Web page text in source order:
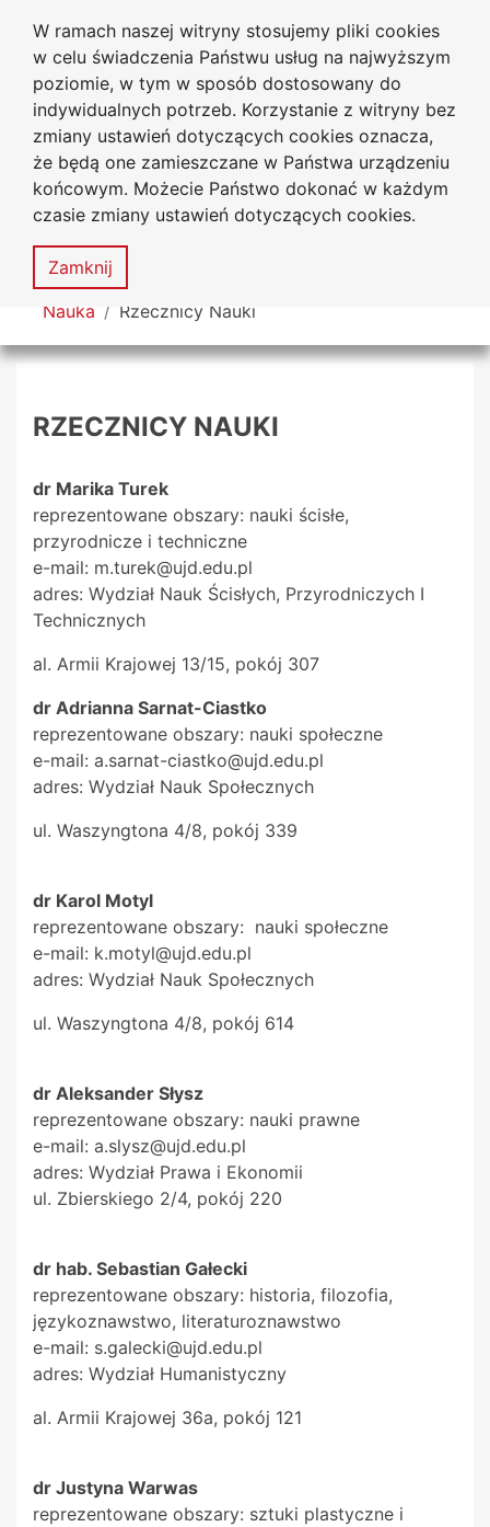
W ramach naszej witryny stosujemy pliki cookies
w celu świadczenia Państwu usług na najwyższym
poziomie, w tym w sposób dostosowany do
indywidualnych potrzeb. Korzystanie z witryny bez
zmiany ustawień dotyczących cookies oznacza,
że będą one zamieszczane w Państwa urządzeniu
końcowym. Możecie Państwo dokonać w każdym
czasie zmiany ustawień dotyczących cookies.
Zamknij
Przejdź do głównego menu
Przejdź do treści
Przejdź do wyszukiwarki
Przejdź do mapy serwisu
Uniwersytet
Jana Długosza w Częstochowie
Mapa
serwisu
MENU
Tutaj jesteś
Nauka Rzecznicy Nauki
RZECZNICY NAUKI
dr Marika Turek
reprezentowane obszary: nauki ścisłe,
przyrodnicze i techniczne
e-mail: m.turek@ujd.edu.pl
adres: Wydział Nauk Ścisłych, Przyrodniczych I
Technicznych
al. Armii Krajowej 13/15, pokój 307
dr Adrianna Sarnat-Ciastko
reprezentowane obszary: nauki społeczne
e-mail: a.sarnat-ciastko@ujd.edu.pl
adres: Wydział Nauk Społecznych
ul. Waszyngtona 4/8, pokój 339
dr Karol Motyl
reprezentowane obszary: nauki społeczne
e-mail: k.motyl@ujd.edu.pl
adres: Wydział Nauk Społecznych
ul. Waszyngtona 4/8, pokój 614
dr Aleksander Słysz
reprezentowane obszary: nauki prawne
e-mail: a.slysz@ujd.edu.pl
adres: Wydział Prawa i Ekonomii
ul. Zbierskiego 2/4, pokój 220
dr hab. Sebastian Gałecki
reprezentowane obszary: historia, filozofia,
językoznawstwo, literaturoznawstwo
e-mail: s.galecki@ujd.edu.pl
adres: Wydział Humanistyczny
al. Armii Krajowej 36a, pokój 121
dr Justyna Warwas
reprezentowane obszary: sztuki plastyczne i